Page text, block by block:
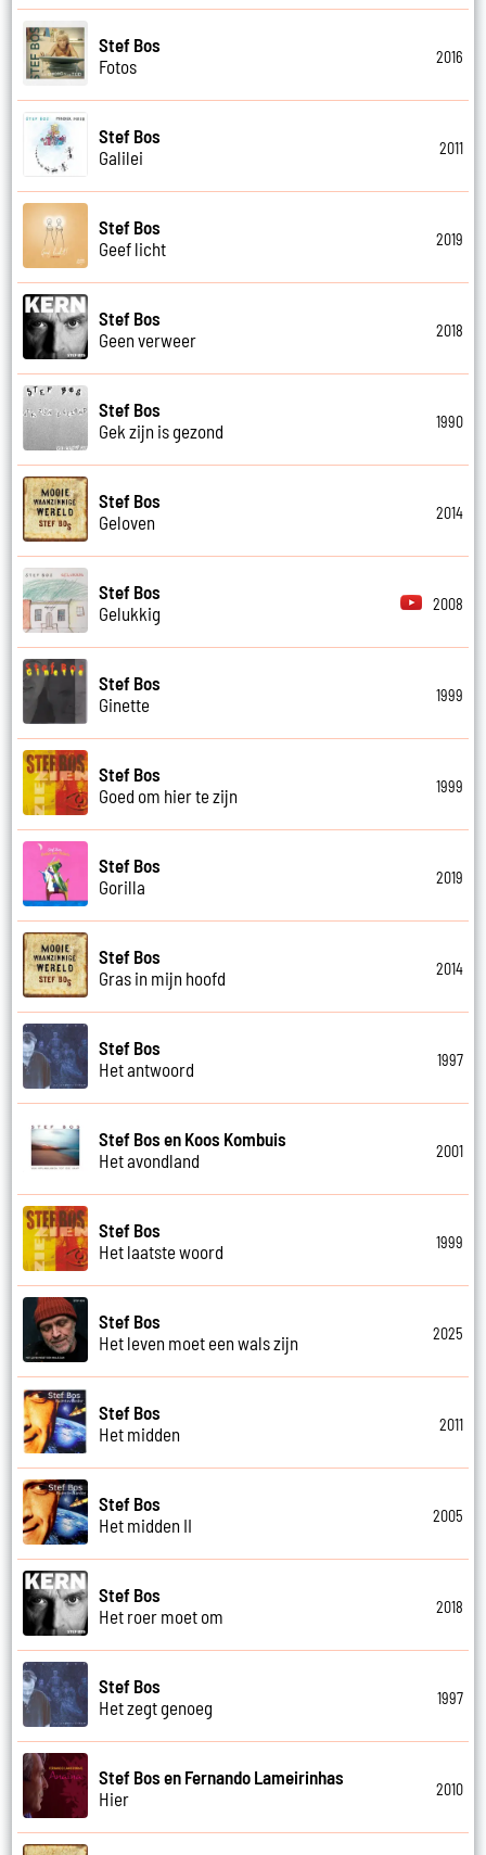
Stef Bos
Fotos
2016
Stef Bos
Galilei
2011
Stef Bos
Geef licht
2019
Stef Bos
Geen verweer
2018
Stef Bos
Gek zijn is gezond
1990
Stef Bos
Geloven
2014
Stef Bos
Gelukkig
2008
Stef Bos
Ginette
1999
Stef Bos
Goed om hier te zijn
1999
Stef Bos
Gorilla
2019
Stef Bos
Gras in mijn hoofd
2014
Stef Bos
Het antwoord
1997
Stef Bos en Koos Kombuis
Het avondland
2001
Stef Bos
Het laatste woord
1999
Stef Bos
Het leven moet een wals zijn
2025
Stef Bos
Het midden
2011
Stef Bos
Het midden II
2005
Stef Bos
Het roer moet om
2018
Stef Bos
Het zegt genoeg
1997
Stef Bos en Fernando Lameirinhas
Hier
2010